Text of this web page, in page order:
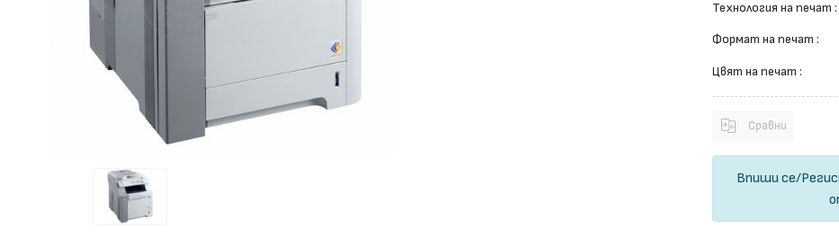
Технология на печат :
Формат на печат :
Цвят на печат :
Сравни
Впиши се/